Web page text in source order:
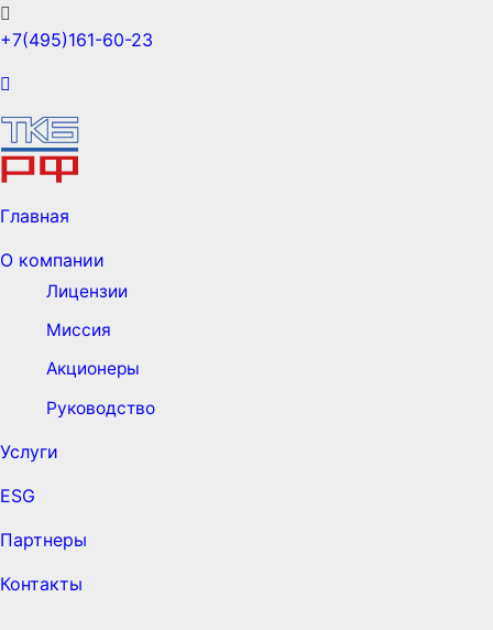
+7(495)161-60-23
Главная
О компании
Лицензии
Миссия
Акционеры
Руководство
Услуги
ESG
Партнеры
Контакты